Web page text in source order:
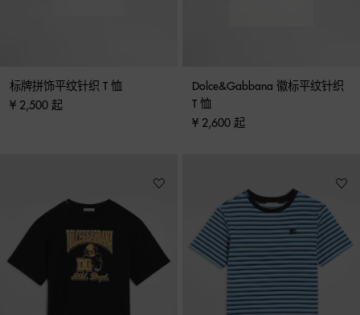
标牌拼饰平纹针织 T 恤
¥ 2,500 起
Dolce&Gabbana 徽标平纹针织
T 恤
¥ 2,600 起